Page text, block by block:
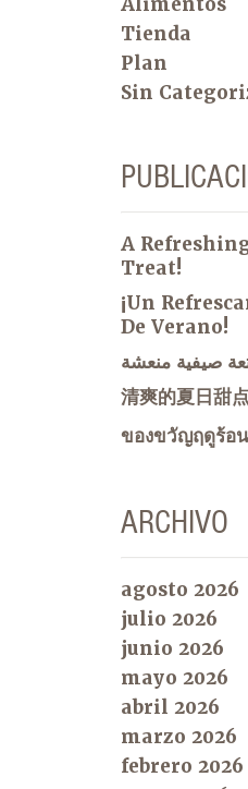
Tienda
Plan
Sin
A
Treat!
¡Un
De Verano!
清爽的夏日甜点
ของขวัญฤดูร้อ
ARCHIVO
agosto 2026
julio 2026
junio 2026
mayo 2026
abril 2026
marzo 2026
febrero 2026